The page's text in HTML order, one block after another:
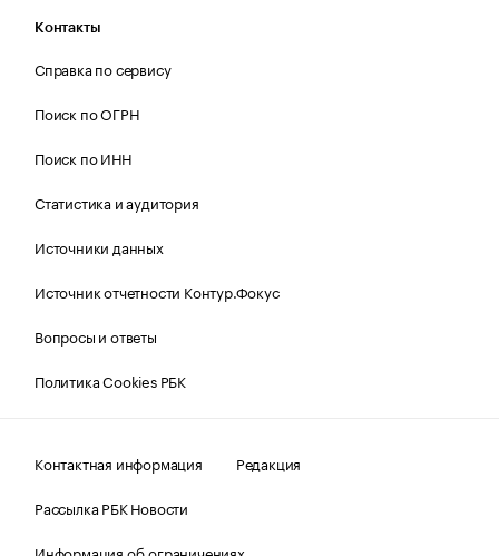
Контакты
Справка по сервису
Поиск по ОГРН
Поиск по ИНН
Статистика и аудитория
Источники данных
Источник отчетности Контур.Фокус
Вопросы и ответы
Политика Cookies РБК
Контактная информация
Редакция
Рассылка РБК Новости